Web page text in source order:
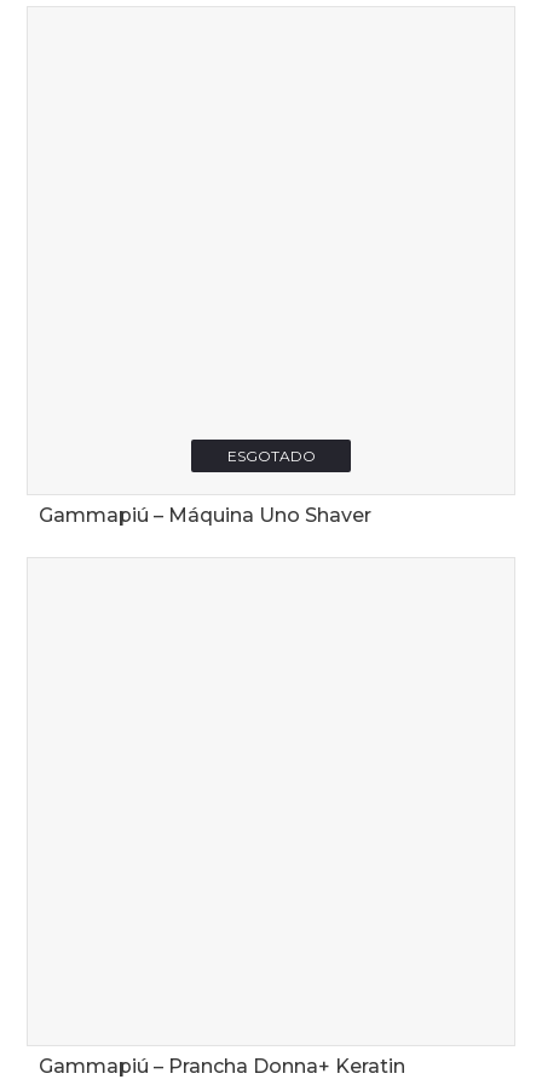
ESGOTADO
Gammapiú – Máquina Uno Shaver
Gammapiú – Prancha Donna+ Keratin